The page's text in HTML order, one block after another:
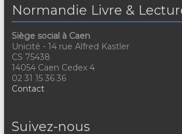
Normandie Livre &
Siège social à Caen
Unicité - 14 rue Alfred Kastler
CS 75438
14054 Caen Cedex 4
02 31 15 36 36
Contact
Suivez-nous